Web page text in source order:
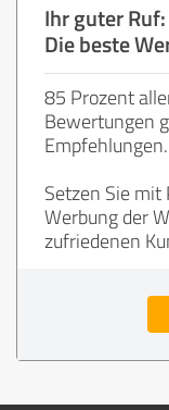
Ihr guter Ruf:
Die beste
85 Prozent
Bewertungen
Empfehlungen.
Setzen Sie mit
Werbung der
zufriedenen